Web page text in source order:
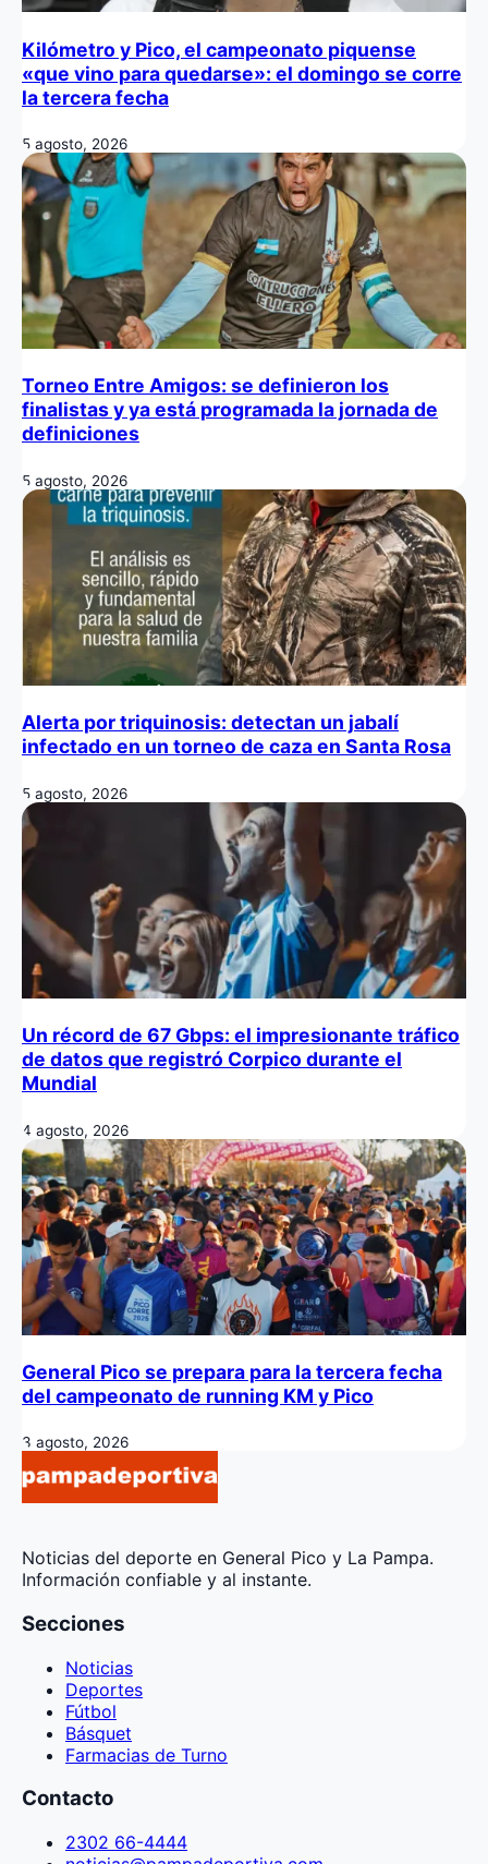
Kilómetro y Pico, el campeonato piquense
«que vino para quedarse»: el domingo se corre
la tercera fecha
5 agosto, 2026
Torneo Entre Amigos: se definieron los
finalistas y ya está programada la jornada de
definiciones
5 agosto, 2026
Alerta por triquinosis: detectan un jabalí
infectado en un torneo de caza en Santa Rosa
5 agosto, 2026
Un récord de 67 Gbps: el impresionante tráfico
de datos que registró Corpico durante el
Mundial
4 agosto, 2026
General Pico se prepara para la tercera fecha
del campeonato de running KM y Pico
3 agosto, 2026
Noticias del deporte en General Pico y La Pampa.
Información confiable y al instante.
Secciones
Noticias
Deportes
Fútbol
Básquet
Farmacias de Turno
Contacto
2302 66-4444